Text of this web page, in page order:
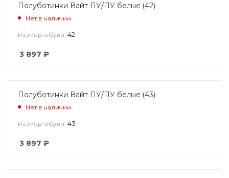
Полуботинки Вайт ПУ/ПУ белые (42)
Нет в наличии
Размер обуви: 42
3 897 ₽
Полуботинки Вайт ПУ/ПУ белые (43)
Нет в наличии
Размер обуви: 43
3 897 ₽